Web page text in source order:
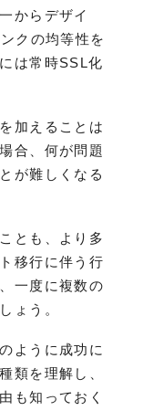
からデザイ
クの均等性を
は常時SSL化
加えることは
合、何が問題
が難しくなる
とも、より多
移行に伴う行
一度に複数の
ょう。
ように成功に
類を理解し、
も知っておく